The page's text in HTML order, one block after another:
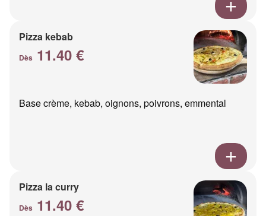
Pizza kebab
Dès 11.40 €
Base crème, kebab, oignons, poivrons, emmental
Pizza la curry
Dès 11.40 €